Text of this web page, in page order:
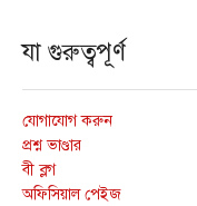
যা গুরুত্বপূর্ণ
যোগাযোগ করুন
প্রশ্ন ভাণ্ডার
বী ব্লগ
অফিসিয়াল পেইজ